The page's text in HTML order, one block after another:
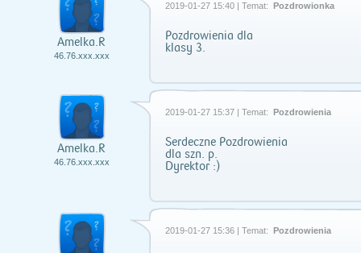
Amelka.R
46.76.xxx.xxx
2019-01-27 15:40 | Temat: Pozdrowionka
Pozdrowienia dla
klasy 3.
Amelka.R
46.76.xxx.xxx
2019-01-27 15:37 | Temat: Pozdrowienia
Serdeczne Pozdrowienia
dla szn. p.
Dyrektor :)
2019-01-27 15:36 | Temat: Pozdrowienia